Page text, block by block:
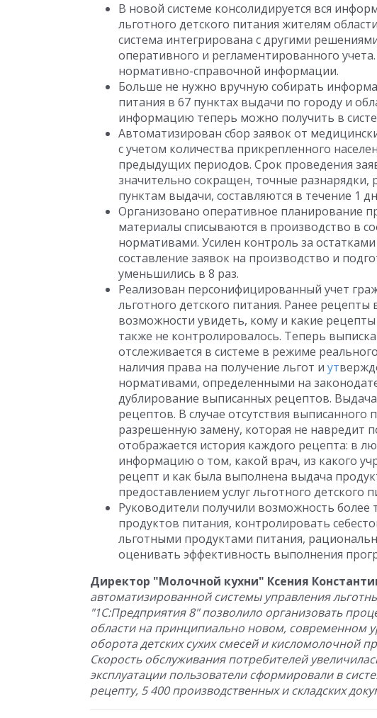
В новой системе консолидируется вся
льготного детского питания жителям
система интегрирована с другими
оперативного и регламентированного
нормативно-справочной информации.
Больше не нужно вручную собирать
питания в 67 пунктах выдачи по городу и
информацию теперь можно получить в
Автоматизирован сбор заявок от
с учетом количества прикрепленного
предыдущих периодов. Срок проведения
значительно сокращен, точные
пунктам выдачи, составляются в течение 1
Организовано оперативное планирование
материалы списываются в производство в
нормативами. Усилен контроль за
составление заявок на производство и
уменьшились в 8 раз.
Реализован персонифицированный учет
льготного детского питания. Ранее
возможности увидеть, кому и какие
также не контролировалось. Теперь
отслеживается в системе в режиме
наличия права на получение льгот и ут
нормативами, определенными на
дублирование выписанных рецептов.
рецептов. В случае отсутствия
разрешенную замену, которая не навредит
отображается история каждого рецепта: в
информацию о том, какой врач, из какого
рецепт и как была выполнена выдача
предоставлением услуг льготного детского
Руководители получили возможность
продуктов питания, контролировать
льготными продуктами питания,
оценивать эффективность выполнения
Директор "Молочной кухни" Ксения
автоматизированной системы управления
"1С:Предприятия 8" позволило организовать
области на принципиально новом, современном
оборота детских сухих смесей и кисломолочной
Скорость обслуживания потребителей
эксплуатации пользователи сформировали в
рецепту, 5 400 производственных и складских